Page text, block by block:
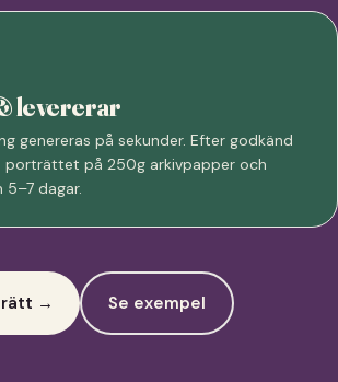
levererar
genereras på sekunder. Efter godkänd
porträttet på 250g arkivpapper och
5–7 dagar.
→ Se exempel